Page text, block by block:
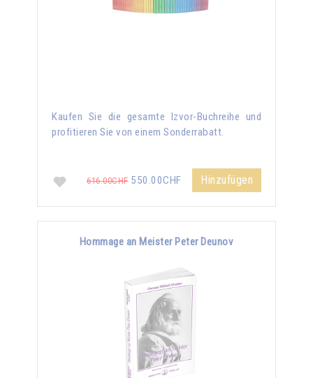
Kaufen Sie die gesamte Izvor-Buchreihe und
profitieren Sie von einem Sonderrabatt.
616.00CHF550.00CHF Hinzufügen
Hommage an Meister Peter Deunov